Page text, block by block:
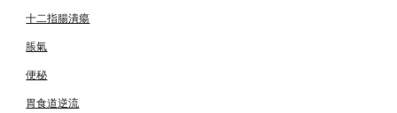
十二指腸潰瘍
脹氣
便秘
胃食道逆流